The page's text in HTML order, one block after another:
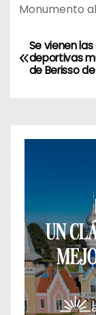
Monumento
N
a
c
ó
n
Se vienen
deportivas
de Berisso